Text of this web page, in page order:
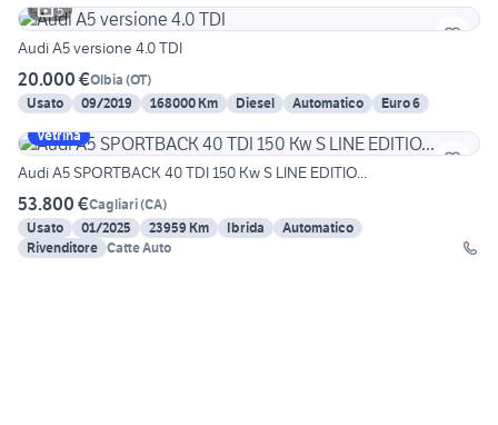
5
Audi A5 versione 4.0 TDI
20.000 €Olbia (OT)
Usato
09/2019 168000 Km Diesel Automatico
Euro 6
Vetrina
Audi A5 SPORTBACK 40 TDI 150 Kw S LINE EDITIO...
53.800 €Cagliari(CA)
Usato
01/2025 23959 Km Ibrida
Automatico
Rivenditore Catte Auto